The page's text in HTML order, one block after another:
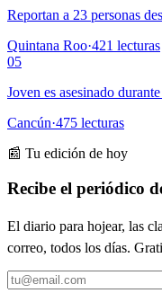
Reportan a 23 personas
Quintana Roo·421 lecturas
05
Joven es asesinado
Cancún·475 lecturas
📰 Tu edición de hoy
Recibe el periódico
El diario para hojear, las
correo, todos los días.